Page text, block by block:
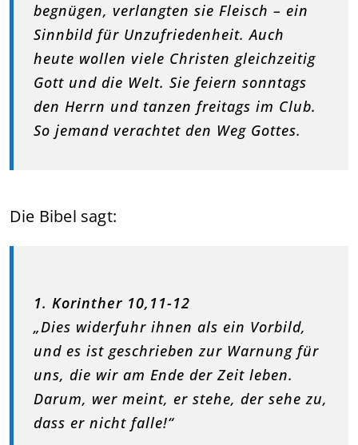
begnügen, verlangten sie Fleisch – ein
Sinnbild für Unzufriedenheit. Auch
heute wollen viele Christen gleichzeitig
Gott und die Welt. Sie feiern sonntags
den Herrn und tanzen freitags im Club.
So jemand verachtet den Weg Gottes.
Die Bibel sagt:
1. Korinther 10,11-12
„Dies widerfuhr ihnen als ein Vorbild,
und es ist geschrieben zur Warnung für
uns, die wir am Ende der Zeit leben.
Darum, wer meint, er stehe, der sehe zu,
dass er nicht falle!“